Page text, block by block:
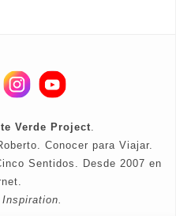
Verde Project
Conocer para Viajar.
Sentidos. Desde 2007 en